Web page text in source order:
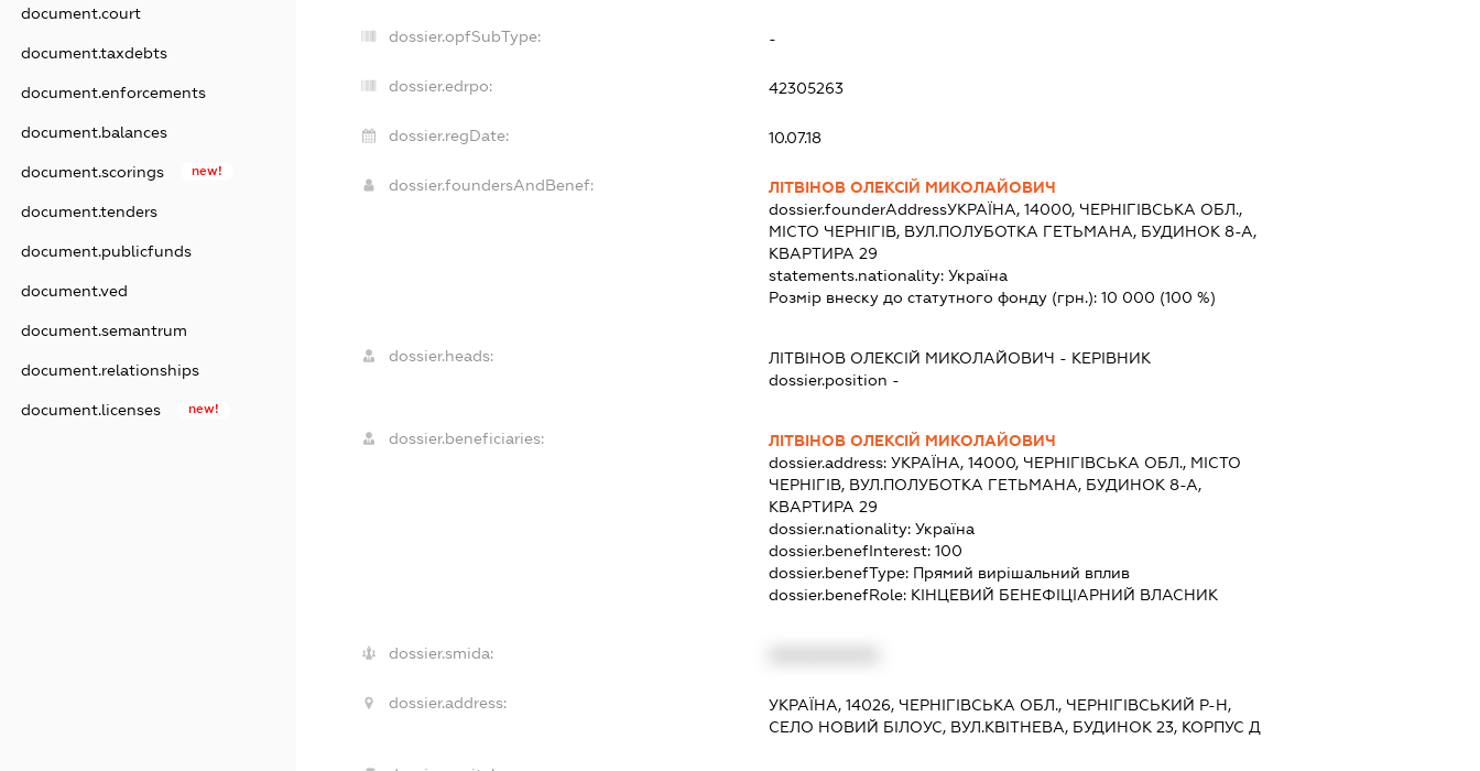
document.court
document.taxdebts
document.enforcements
document.balances
document.scorings new!
document.tenders
document.publicfunds
document.ved
document.semantrum
document.relationships
document.licenses new!
dossier.opfSubType: -
dossier.edrpo: 42305263
dossier.regDate: 10.07.18
dossier.foundersAndBenef:
ЛІТВІНОВ ОЛЕКСІЙ МИКОЛАЙОВИЧ
dossier.founderAddressУКРАЇНА, 14000, ЧЕРНІГІВСЬКА ОБЛ.,
МІСТО ЧЕРНІГІВ, ВУЛ.ПОЛУБОТКА ГЕТЬМАНА, БУДИНОК 8-А,
КВАРТИРА 29
statements.nationality: Україна
Розмір внеску до статутного фонду (грн.): 10 000 (100 %)
dossier.heads: ЛІТВІНОВ ОЛЕКСІЙ МИКОЛАЙОВИЧ - КЕРІВНИК
dossier.position -
dossier.beneficiaries:
ЛІТВІНОВ ОЛЕКСІЙ МИКОЛАЙОВИЧ
dossier.address: УКРАЇНА, 14000, ЧЕРНІГІВСЬКА ОБЛ., МІСТО
ЧЕРНІГІВ, ВУЛ.ПОЛУБОТКА ГЕТЬМАНА, БУДИНОК 8-А,
КВАРТИРА 29
dossier.nationality: Україна
dossier.benefInterest: 100
dossier.benefType: Прямий вирішальний вплив
dossier.benefRole: КІНЦЕВИЙ БЕНЕФІЦІАРНИЙ ВЛАСНИК
dossier.smida:
dossier.address:
УКРАЇНА, 14026, ЧЕРНІГІВСЬКА ОБЛ., ЧЕРНІГІВСЬКИЙ Р-Н,
СЕЛО НОВИЙ БІЛОУС, ВУЛ.КВІТНЕВА, БУДИНОК 23, КОРПУС Д